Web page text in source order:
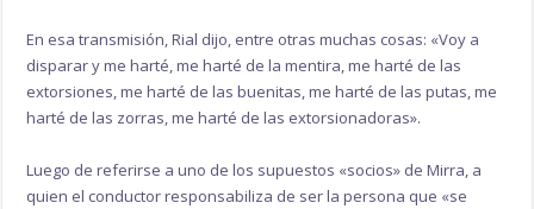
En esa transmisión, Rial dijo, entre otras muchas cosas: «Voy a
disparar y me harté, me harté de la mentira, me harté de las
extorsiones, me harté de las buenitas, me harté de las putas, me
harté de las zorras, me harté de las extorsionadoras».
Luego de referirse a uno de los supuestos «socios» de Mirra, a
quien el conductor responsabiliza de ser la persona que «se